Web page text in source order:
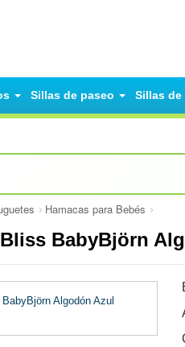
Sillas de paseo Sillas de
Hamacas para Bebés
BabyBjörn